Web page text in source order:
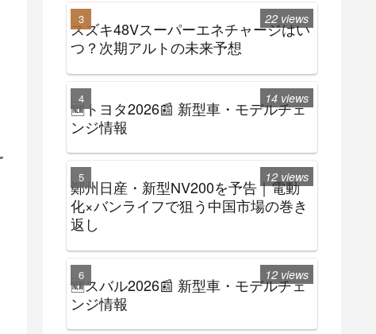
スズキ48Vスーパーエネチャージはい
つ？次期アルトの未来予想
22 views
🆕トヨタ2026📰 新型車・モデルチェ
ンジ情報
14 views
鄭州日産・新型NV200を予告｜電動
化×バンライフで狙う中国市場の巻き
返し
12 views
🆕スバル2026📰 新型車・モデルチェ
ンジ情報
12 views